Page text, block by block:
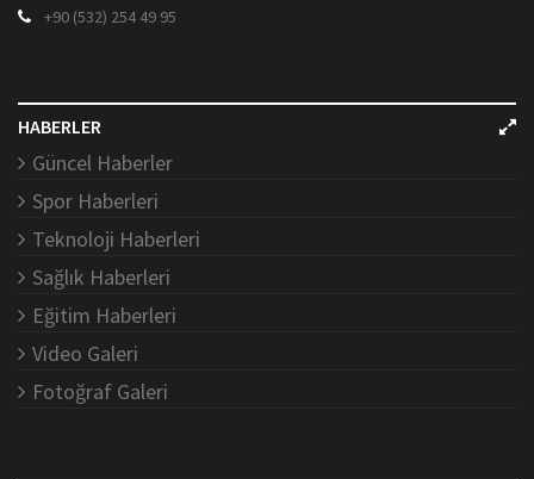
+90 (532) 254 49 95
HABERLER
Güncel Haberler
Spor Haberleri
Teknoloji Haberleri
Sağlık Haberleri
Eğitim Haberleri
Video Galeri
Fotoğraf Galeri